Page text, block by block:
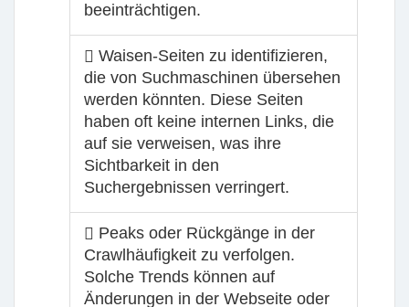
beeinträchtigen.
Waisen-Seiten zu identifizieren,
die von Suchmaschinen übersehen
werden könnten. Diese Seiten
haben oft keine internen Links, die
auf sie verweisen, was ihre
Sichtbarkeit in den
Suchergebnissen verringert.
Peaks oder Rückgänge in der
Crawlhäufigkeit zu verfolgen.
Solche Trends können auf
Änderungen in der Webseite oder